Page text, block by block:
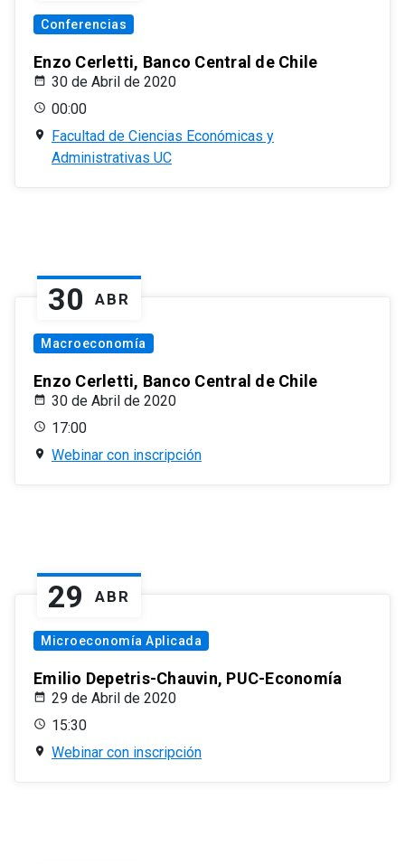
Conferencias
Enzo Cerletti, Banco Central de Chile
30 de Abril de 2020
00:00
Facultad de Ciencias Económicas y
Administrativas UC
30 ABR
Macroeconomía
Enzo Cerletti, Banco Central de Chile
30 de Abril de 2020
17:00
Webinar con inscripción
29 ABR
Microeconomía Aplicada
Emilio Depetris-Chauvin, PUC-Economía
29 de Abril de 2020
15:30
Webinar con inscripción